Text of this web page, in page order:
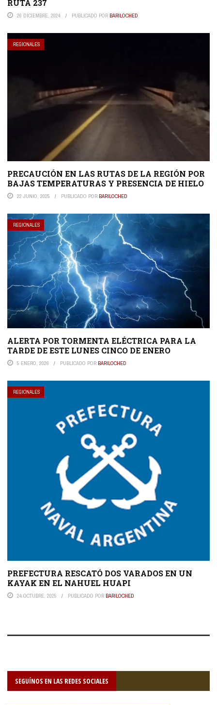
RUTA 237
26 DICIEMBRE, 2024 PUBLICADO POR BARILOCHED
REGIONALES
PRECAUCIÓN EN LAS RUTAS DE LA REGIÓN POR
BAJAS TEMPERATURAS Y PRESENCIA DE HIELO
22 JUNIO, 2025 PUBLICADO POR BARILOCHED
REGIONALES
ALERTA POR TORMENTA ELÉCTRICA PARA LA
TARDE DE ESTE LUNES CINCO DE ENERO
5 ENERO, 2026 PUBLICADO POR BARILOCHED
REGIONALES
PREFECTURA RESCATÓ DOS VARADOS EN UN
KAYAK EN EL NAHUEL HUAPI
24 OCTUBRE, 2025 PUBLICADO POR BARILOCHED
SEGUÍNOS EN LAS REDES SOCIALES